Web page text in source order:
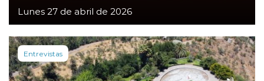
Lunes 27 de abril de 2026
Entrevistas